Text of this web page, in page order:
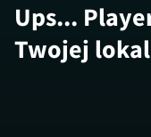
Ups...
Twojej